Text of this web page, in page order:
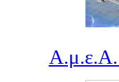
Α.μ.ε.Α.